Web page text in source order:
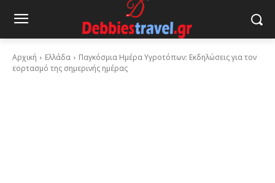
Αρχική Ελλάδα
Παγκόσμια Ημέρα Υγροτόπων: Εκδηλώσεις για τον
εορτασμό της σημερινής ημέρας